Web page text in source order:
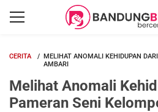
CERITA
MELIHAT ANOMALI KEHIDUPAN
AMBARI
Melihat Anomali
Pameran Seni